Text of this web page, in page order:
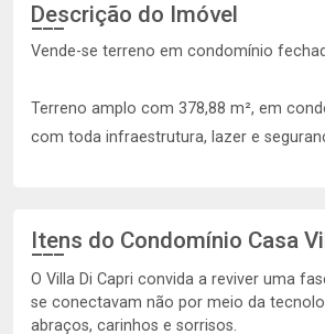
Descrição do Imóvel
Vende-se terreno em condomínio
Terreno amplo com 378,88 m², em
com toda infraestrutura, lazer e
Itens do Condomínio Casa
O Villa Di Capri convida a reviver uma
se conectavam não por meio da
abraços, carinhos e sorrisos.